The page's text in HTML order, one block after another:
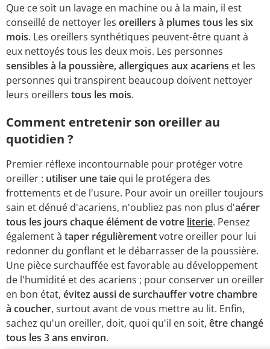
Que ce soit un lavage en machine ou à la main, il est
conseillé de nettoyer les oreillers à plumes tous les six
mois. Les oreillers synthétiques peuvent-être quant à
eux nettoyés tous les deux mois. Les personnes
sensibles à la poussière, allergiques aux acariens et les
personnes qui transpirent beaucoup doivent nettoyer
leurs oreillers tous les mois.
Comment entretenir son oreiller au
quotidien ?
Premier réflexe incontournable pour protéger votre
oreiller : utiliser une taie qui le protégera des
frottements et de l'usure. Pour avoir un oreiller toujours
sain et dénué d'acariens, n'oubliez pas non plus d'aérer
tous les jours chaque élément de votre literie. Pensez
également à taper régulièrementvotre oreiller pour lui
redonner du gonflant et le débarrasser de la poussière.
Une pièce surchauffée est favorable au développement
de l'humidité et des acariens ; pour conserver un oreiller
en bon état, évitez aussi de surchauffer votre chambre
à coucher, surtout avant de vous mettre au lit. Enfin,
sachez qu'un oreiller, doit, quoi qu'il en soit, être changé
tous les 3 ans environ.